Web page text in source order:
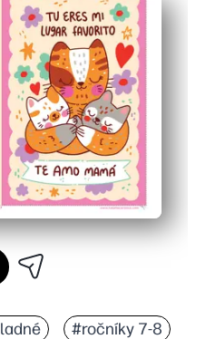
- prispôsobte si pomocou
- rýchla a zmysluplná aktivita
tlačiarňou - vyzerá
#ročníky 7-8